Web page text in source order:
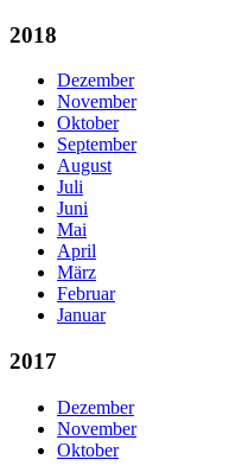
2018
Dezember
November
Oktober
September
August
Juli
Juni
Mai
April
März
Februar
Januar
2017
Dezember
November
Oktober